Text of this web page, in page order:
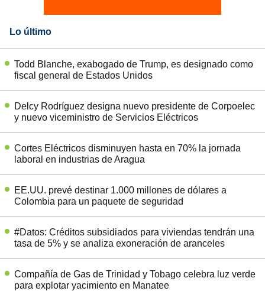
Lo último
Todd Blanche, exabogado de Trump, es designado como
fiscal general de Estados Unidos
Delcy Rodríguez designa nuevo presidente de Corpoelec
y nuevo viceministro de Servicios Eléctricos
Cortes Eléctricos disminuyen hasta en 70% la jornada
laboral en industrias de Aragua
EE.UU. prevé destinar 1.000 millones de dólares a
Colombia para un paquete de seguridad
#Datos: Créditos subsidiados para viviendas tendrán una
tasa de 5% y se analiza exoneración de aranceles
Compañía de Gas de Trinidad y Tobago celebra luz verde
para explotar yacimiento en Manatee